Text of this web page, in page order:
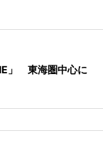
」 東海圏中心に